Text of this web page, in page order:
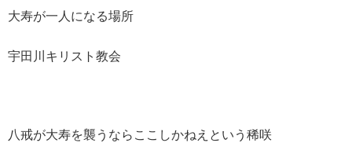
大寿が一人になる場所
宇田川キリスト教会
八戒が大寿を襲うならここしかねえという稀咲